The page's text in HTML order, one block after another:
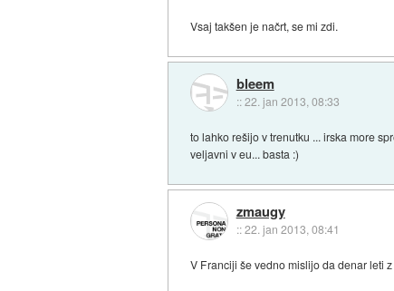
Vsaj takšen je načrt, se mi zdi.
bleem
::22. jan 2013, 08:33
to lahko rešijo v trenutku ... irska more
veljavni v eu... basta :)
zmaugy
::22. jan 2013, 08:41
V Franciji še vedno mislijo da denar leti